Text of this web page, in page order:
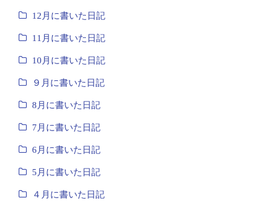
12月に書いた日記
11月に書いた日記
10月に書いた日記
９月に書いた日記
8月に書いた日記
7月に書いた日記
6月に書いた日記
5月に書いた日記
４月に書いた日記